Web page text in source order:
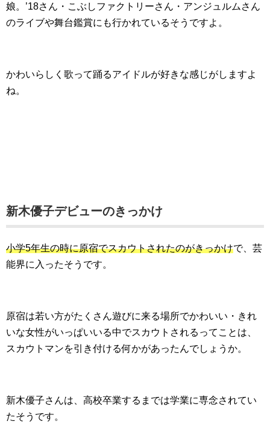
娘。’18さん・こぶしファクトリーさん・アンジュルムさん
のライブや舞台鑑賞にも行かれているそうですよ。
かわいらしく歌って踊るアイドルが好きな感じがしますよ
ね。
新木優子デビューのきっかけ
小学5年生の時に原宿でスカウトされたのがきっかけで、芸
能界に入ったそうです。
原宿は若い方がたくさん遊びに来る場所でかわいい・きれ
いな女性がいっぱいいる中でスカウトされるってことは、
スカウトマンを引き付ける何かがあったんでしょうか。
新木優子さんは、高校卒業するまでは学業に専念されてい
たそうです。